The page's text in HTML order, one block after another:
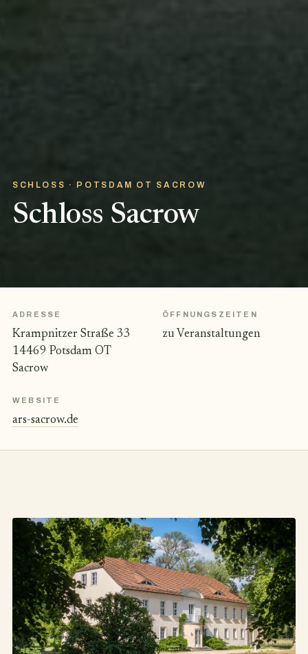
SCHLOSS · POTSDAM OT SACROW
Schloss Sacrow
ADRESSE
Krampnitzer Straße 33
14469 Potsdam OT
Sacrow
ÖFFNUNGSZEITEN
zu Veranstaltungen
WEBSITE
ars-sacrow.de